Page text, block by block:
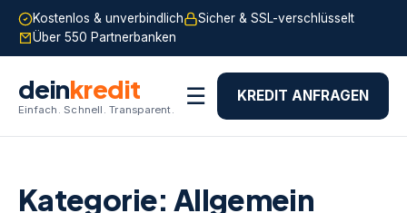
Kostenlos & unverbindlich
Sicher & SSL-verschlüsselt
Über 550 Partnerbanken
deinkredit
Einfach. Schnell. Transparent.
☰ KREDIT ANFRAGEN
Kategorie: Allgemein